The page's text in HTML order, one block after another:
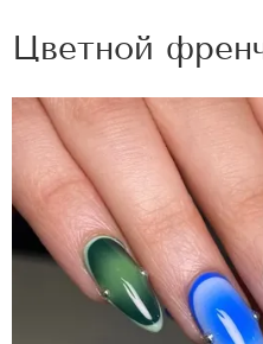
Цветной